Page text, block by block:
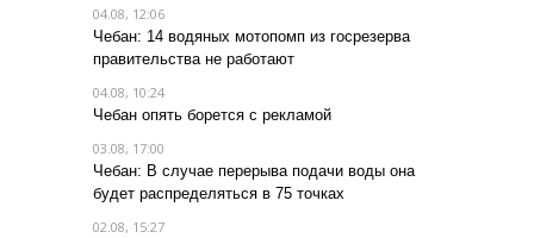
04.08, 12:06
Чебан: 14 водяных мотопомп из госрезерва
правительства не работают
04.08, 10:24
Чебан опять борется с рекламой
03.08, 17:00
Чебан: В случае перерыва подачи воды она
будет распределяться в 75 точках
02.08, 15:27